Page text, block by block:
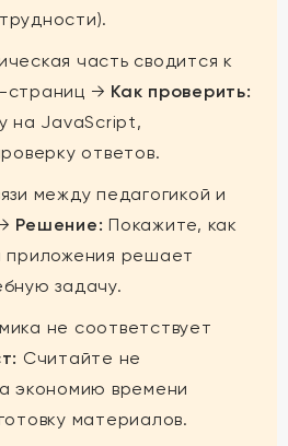
часть сводится к
страниц → Как проверить:
на JavaScript,
ответов.
между педагогикой и
Решение: Покажите, как
приложения решает
задачу.
не соответствует
Считайте не
экономию времени
материалов.